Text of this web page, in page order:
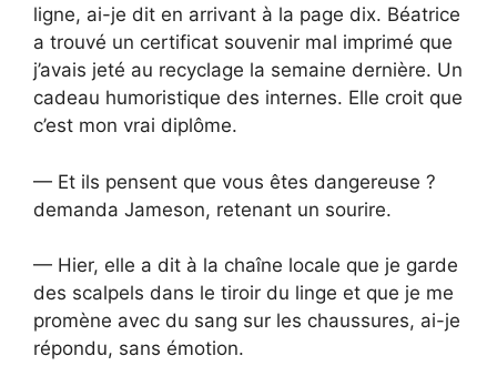
ligne, ai-je dit en arrivant à la page dix. Béatrice
a trouvé un certificat souvenir mal imprimé que
j’avais jeté au recyclage la semaine dernière. Un
cadeau humoristique des internes. Elle croit que
c’est mon vrai diplôme.
— Et ils pensent que vous êtes dangereuse ?
demanda Jameson, retenant un sourire.
— Hier, elle a dit à la chaîne locale que je garde
des scalpels dans le tiroir du linge et que je me
promène avec du sang sur les chaussures, ai-je
répondu, sans émotion.